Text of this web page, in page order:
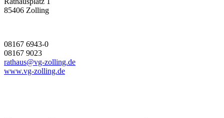
85406 Zolling
08167 6943-0
08167 9023
rathaus@vg-zolling.de
www.vg-zolling.de